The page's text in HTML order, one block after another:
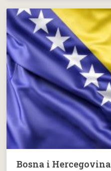
Bosna i Hercegovina